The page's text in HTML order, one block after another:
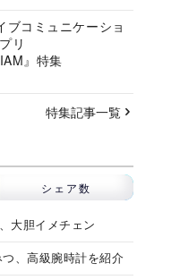
ムの挑戦に迫る
ブコミュニケーショ
リ
』特集
特集記事一覧
シェア数
大胆イメチェン
、高級腕時計を紹介